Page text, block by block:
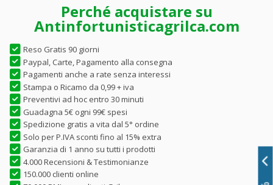
Perché acquistare su
Antinfortunisticagrilca.com
Reso Gratis 90 giorni
Paypal, Carte, Pagamento alla consegna
Pagamenti anche a rate senza interessi
Stampa o Ricamo da 0,99 + iva
Preventivi ad hoc entro 30 minuti
Guadagna 5€ ogni 99€ spesi
Spedizione gratis a vita dal 5° ordine
Solo per P.IVA sconti fino al 15% extra
Garanzia di 1 anno su tutti i prodotti
4.000 Recensioni & Testimonianze
150.000 clienti online